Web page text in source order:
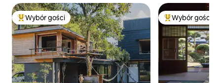
Najpopularniejsze z kategorii Wybór gości
Wybór gości Wybór gości